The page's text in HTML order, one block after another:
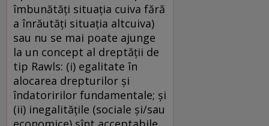
îmbunătăți situația cuiva fără
a înrăutăți situația altcuiva)
sau nu se mai poate ajunge
la un concept al dreptății de
tip Rawls: (i) egalitate în
alocarea drepturilor și
îndatoririlor fundamentale; și
(ii) inegalitățile (sociale și/sau